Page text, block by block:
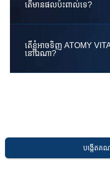
តើមានផលប៉ះពាល់ទេ?
តើខ្ញុំអាចទិញ ATOMY
នៅឯណា?
បង្កើតគ